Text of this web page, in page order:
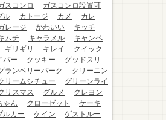
スコンロ
ガスコンロ設置可
ル
カトージ カメ
カレ
レージ かわいい
キッチ
ムチ キャラメル
キャンペ
ギリギリ キレイ
クイック
パー
クッキー
グッドスリ
ランベリーパーク
クリーニン
リームシチュー
グリーンライ
リスマス グルメ
クレヨン
ゃん
クローゼット
ケーキ
ルカー
ケイン
ゲストルー